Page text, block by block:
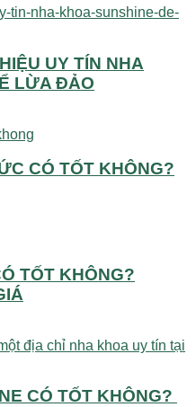
UY TÍN NHA
LỪA ĐẢO
CÓ TỐT KHÔNG?
TỐT KHÔNG?
CÓ TỐT KHÔNG?